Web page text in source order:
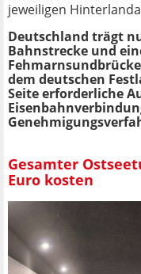
jeweiligen
Deutschland trägt
Bahnstrecke und
dem deutschen
Seite erforderliche
Gesamter
Euro kosten